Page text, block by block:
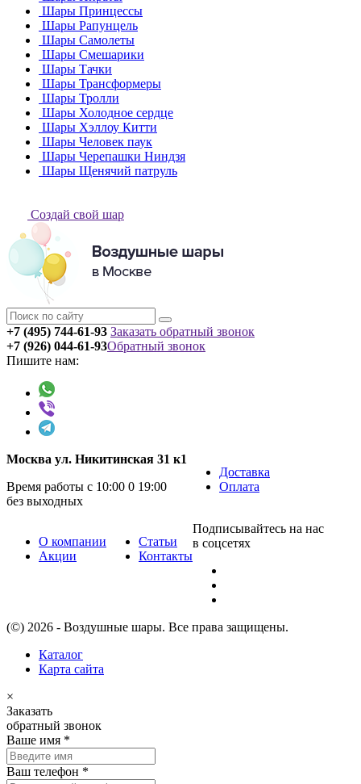
Шары Принцессы
Шары Рапунцель
Шары Самолеты
Шары Смешарики
Шары Тачки
Шары Трансформеры
Шары Тролли
Шары Холодное сердце
Шары Хэллоу Китти
Шары Человек паук
Шары Черепашки Ниндзя
Шары Щенячий патруль
Создай свой шар
+7 (495) 744-61-93 Заказать обратный звонок
+7 (926) 044-61-93
Пишите нам:
Обратный звонок
Москва ул. Никитинская 31 к1
Время работы с 10:00 0 19:00
без выходных
Доставка
Оплата
О компании
Акции
Статьи
Контакты
Подписывайтесь на нас
в соцсетях
(©) 2026 - Воздушные шары. Все права защищены.
Каталог
Карта сайта
×
Заказать
обратный звонок
Ваше имя *
Ваш телефон *